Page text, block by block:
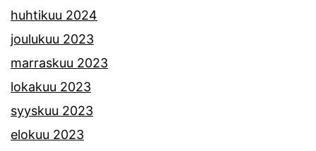
huhtikuu 2024
joulukuu 2023
marraskuu 2023
lokakuu 2023
syyskuu 2023
elokuu 2023